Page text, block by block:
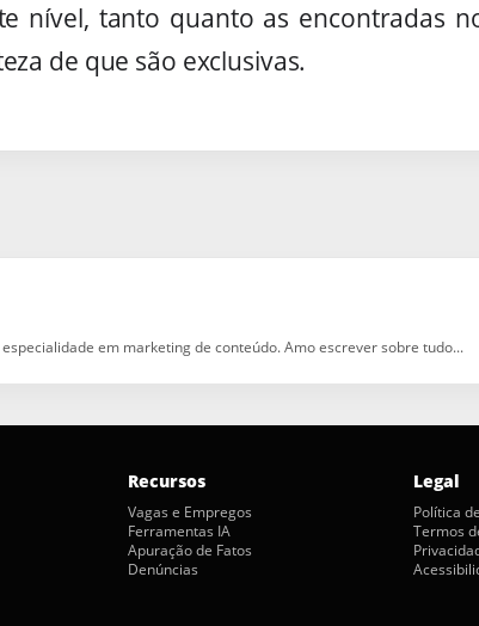
nível, tanto quanto as encontradas
de que são exclusivas.
em marketing de conteúdo. Amo escrever sobre tudo...
Recursos
Vagas e Empregos
Ferramentas IA
Apuração de Fatos
Denúncias
Legal
Política
Termos